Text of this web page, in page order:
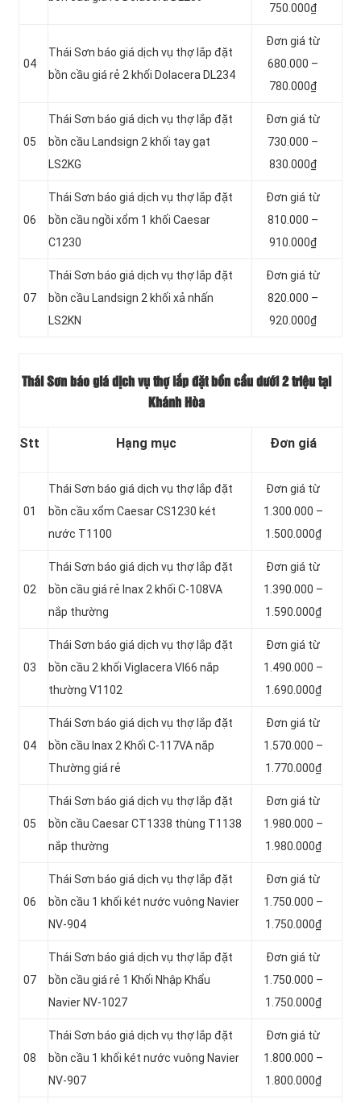
750.000₫
04
Thái Sơn báo giá dịch vụ thợ lắp đặt
bồn cầu giá rẻ 2 khối Dolacera DL234
Đơn giá từ
680.000 –
780.000₫
05
Thái Sơn báo giá dịch vụ thợ lắp đặt
bồn cầu Landsign 2 khối tay gạt
LS2KG
Đơn giá từ
730.000 –
830.000₫
06
Thái Sơn báo giá dịch vụ thợ lắp đặt
bồn cầu ngồi xổm 1 khối Caesar
C1230
Đơn giá từ
810.000 –
910.000₫
07
Thái Sơn báo giá dịch vụ thợ lắp đặt
bồn cầu Landsign 2 khối xả nhấn
LS2KN
Đơn giá từ
820.000 –
920.000₫
Thái Sơn báo giá dịch vụ thợ lắp đặt bồn cầu dưới 2 triệu tại
Khánh Hòa
Stt Hạng mục Đơn giá
01
Thái Sơn báo giá dịch vụ thợ lắp đặt
bồn cầu xổm Caesar CS1230 két
nước T1100
Đơn giá từ
1.300.000 –
1.500.000₫
02
Thái Sơn báo giá dịch vụ thợ lắp đặt
bồn cầu giá rẻ Inax 2 khối C-108VA
nắp thường
Đơn giá từ
1.390.000 –
1.590.000₫
03
Thái Sơn báo giá dịch vụ thợ lắp đặt
bồn cầu 2 khối Viglacera VI66 nắp
thường V1102
Đơn giá từ
1.490.000 –
1.690.000₫
04
Thái Sơn báo giá dịch vụ thợ lắp đặt
bồn cầu Inax 2 Khối C-117VA nắp
Thường giá rẻ
Đơn giá từ
1.570.000 –
1.770.000₫
05
Thái Sơn báo giá dịch vụ thợ lắp đặt
bồn cầu Caesar CT1338 thùng T1138
nắp thường
Đơn giá từ
1.980.000 –
1.980.000₫
06
Thái Sơn báo giá dịch vụ thợ lắp đặt
bồn cầu 1 khối két nước vuông Navier
NV-904
Đơn giá từ
1.750.000 –
1.750.000₫
07
Thái Sơn báo giá dịch vụ thợ lắp đặt
bồn cầu giá rẻ 1 Khối Nhập Khẩu
Navier NV-1027
Đơn giá từ
1.750.000 –
1.750.000₫
08
Thái Sơn báo giá dịch vụ thợ lắp đặt
bồn cầu 1 khối két nước vuông Navier
NV-907
Đơn giá từ
1.800.000 –
1.800.000₫